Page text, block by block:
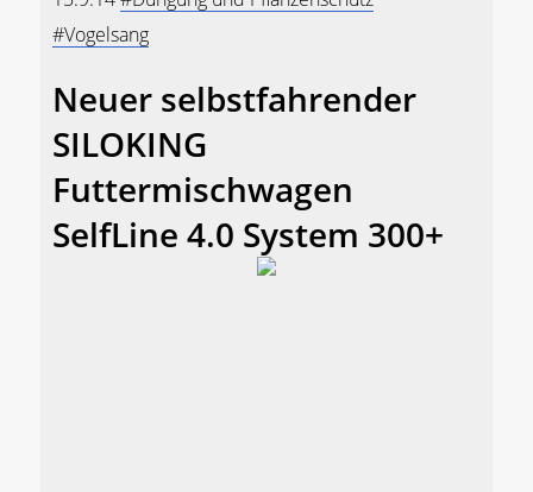
#Vogelsang
Neuer selbstfahrender
SILOKING
Futtermischwagen
SelfLine 4.0 System 300+